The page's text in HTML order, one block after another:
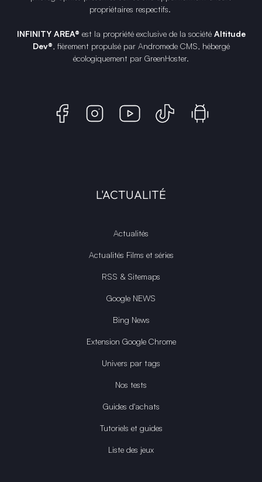
propriétaires respectifs.
INFINITY AREA® est la propriété exclusive de la société Altitude
Dev®, fièrement propulsé par Andromede CMS, hébergé
écologiquement par GreenHoster.
L'ACTUALITÉ
Actualités
Actualités Films et séries
RSS & Sitemaps
Google NEWS
Bing News
Extension Google Chrome
Univers par tags
Nos tests
Guides d'achats
Tutoriels et guides
Liste des jeux